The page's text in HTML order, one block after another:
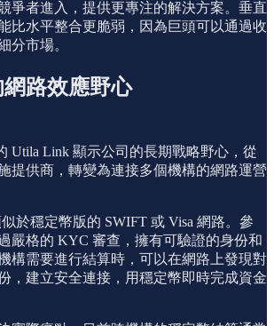
爭者進入，提供更專注的解決方案。垂直
比水平整合更脆弱，因為巨頭可以通過收
分市場。
路效應野心
Utila Link 顯示公司的長期戰略野心，從
提供商，轉變為連接多個機構的網路運營
於穩定幣版的 SWIFT 或 Visa 網路。參
嚴格的 KYC 審查，擁有可驗證的身份和
構需要進行結算時，可以在網路上發現對
，建立安全連接，用穩定幣即時完成資金